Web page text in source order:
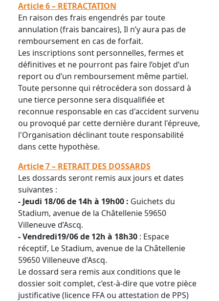
Article 6 – RETRACTATION
En raison des frais engendrés par toute
annulation (frais bancaires), Il n’y aura pas de
remboursement en cas de forfait.
Les inscriptions sont personnelles, fermes et
définitives et ne pourront pas faire l’objet d’un
report ou d’un remboursement même partiel.
Toute personne qui rétrocédera son dossard à
une tierce personne sera disqualifiée et
reconnue responsable en cas d'accident survenu
ou provoqué par cette dernière durant l'épreuve,
l'Organisation déclinant toute responsabilité
dans cette hypothèse.
Article 7 – RETRAIT DES DOSSARDS
Les dossards seront remis aux jours et dates
suivantes :
- Jeudi 18/06 de 14h à 19h00 : Guichets du
Stadium, avenue de la Châtellenie 59650
Villeneuve d’Ascq.
- Vendredi19/06 de 12h à 18h30 : Espace
réceptif, Le Stadium, avenue de la Châtellenie
59650 Villeneuve d’Ascq.
Le dossard sera remis aux conditions que le
dossier soit complet, c’est-à-dire que votre pièce
justificative (licence FFA ou attestation de PPS)